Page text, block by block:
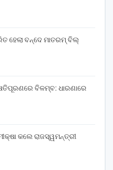
ହେଲା ବନ୍ଦେ ମାତରମ୍‌ ବିଲ୍‌
ବିଳମ୍ବ: ଧାରଣାରେ
କଲେ ରାଜସ୍ୱମନ୍ତ୍ରୀ